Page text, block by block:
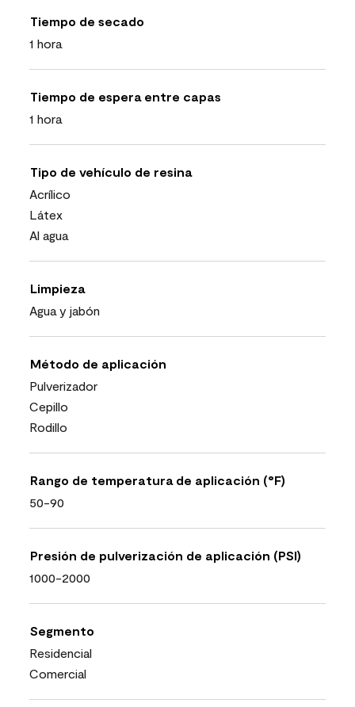
Tiempo de secado
1 hora
Tiempo de espera entre capas
1 hora
Tipo de vehículo de resina
Acrílico
Látex
Al agua
Limpieza
Agua y jabón
Método de aplicación
Pulverizador
Cepillo
Rodillo
Rango de temperatura de aplicación (°F)
50-90
Presión de pulverización de aplicación (PSI)
1000-2000
Segmento
Residencial
Comercial